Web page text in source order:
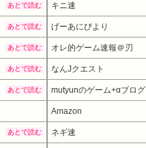
あとで読む キニ速
あとで読む げーあにびより
あとで読む オレ的ゲーム速報＠刃
あとで読む なんJクエスト
あとで読む mutyunのゲーム+αブログ
Amazon
あとで読む ネギ速